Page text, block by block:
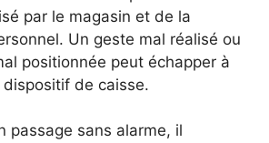
par le magasin et de la
Un geste mal réalisé ou
positionnée peut échapper à
de caisse.
passage sans alarme, il